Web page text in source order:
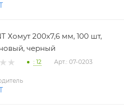
Хомут 200х7,6 мм, 100 шт,
черный
: 12 Арт.: 07-0203